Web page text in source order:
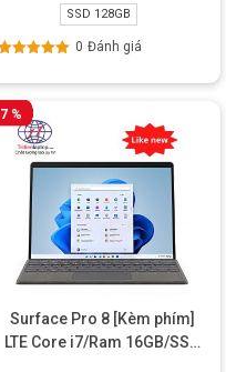
SSD 128GB
0 Đánh giá
7 %
Surface Pro 8 [Kèm phím]
LTE Core i7/Ram 16GB/SSD